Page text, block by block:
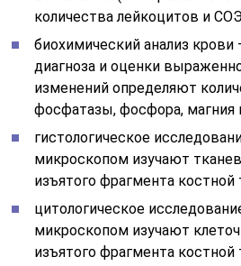
бактериоскопическое
выполняют, если при
развивается остеосклероз,
патологическое содержимое
абсцессе Броди). Не все
сопровождаемые
такого метода исследования;
бактериологическое
забора биологического
проведении
при этом делают посев
вырастают колонии